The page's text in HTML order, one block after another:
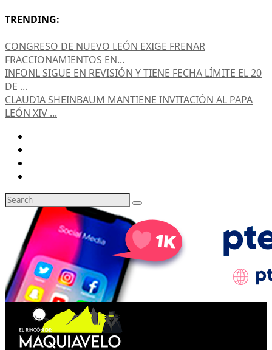
TRENDING:
CONGRESO DE NUEVO LEÓN EXIGE FRENAR
FRACCIONAMIENTOS EN...
INFONL SIGUE EN REVISIÓN Y TIENE FECHA LÍMITE EL 20
DE ...
CLAUDIA SHEINBAUM MANTIENE INVITACIÓN AL PAPA
LEÓN XIV ...